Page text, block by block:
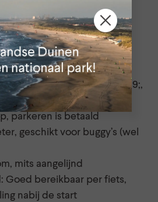
29 augustus 2026
tussen 10.00 – 15.00 uur
&#39;de Kuil&#39;,
Wassenaar
parkeren is betaald
geschikt voor buggy’s (wel
mits aangelijnd
Goed bereikbaar per fiets,
nabij de start